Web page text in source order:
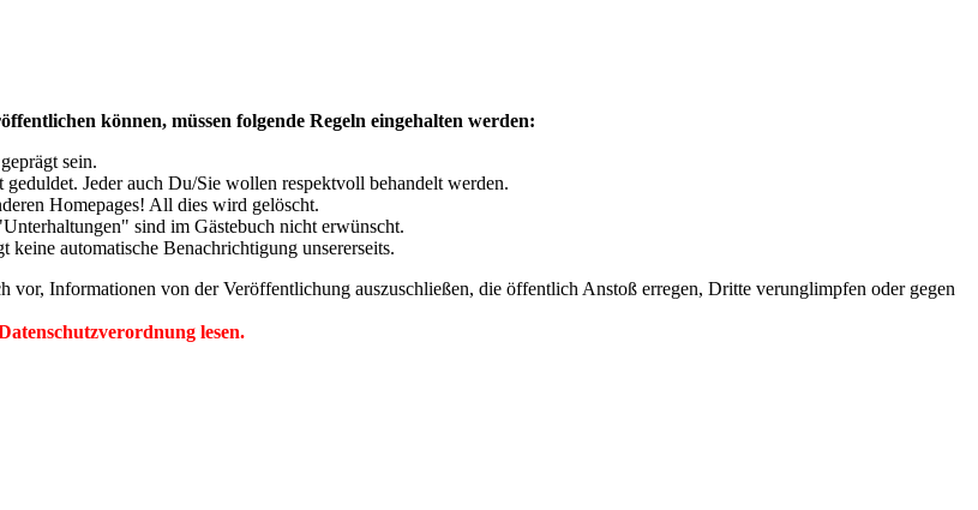
können, müssen folgende Regeln eingehalten werden:
sein.
Jeder auch Du/Sie wollen respektvoll behandelt werden.
Homepages! All dies wird gelöscht.
sind im Gästebuch nicht erwünscht.
automatische Benachrichtigung unsererseits.
Informationen von der Veröffentlichung auszuschließen, die öffentlich Anstoß erregen, Dritte verunglimpfen oder gegen
lesen.